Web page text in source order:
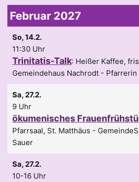
Februar 2027
So, 14.2.
11:30 Uhr
Trinitatis-Talk: Heißer Kaffee,
Gemeindehaus Nachrodt
Pfarrerin
Sa, 27.2.
9 Uhr
ökumenisches
Pfarrsaal, St. Matthäus
Sauer
Sa, 27.2.
10-16 Uhr